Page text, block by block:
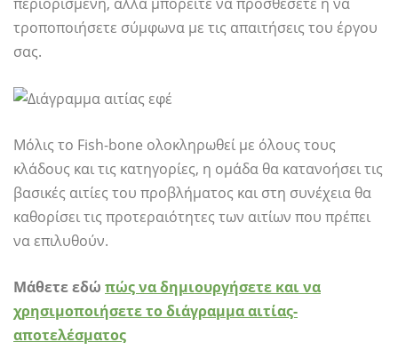
τροποποιήσετε σύμφωνα με τις απαιτήσεις του έργου
σας.
Μόλις το Fish-bone ολοκληρωθεί με όλους τους
κλάδους και τις κατηγορίες, η ομάδα θα κατανοήσει τις
βασικές αιτίες του προβλήματος και στη συνέχεια θα
καθορίσει τις προτεραιότητες των αιτίων που πρέπει
να επιλυθούν.
Μάθετε εδώ πώς να δημιουργήσετε και να
χρησιμοποιήσετε το διάγραμμα αιτίας-
αποτελέσματος